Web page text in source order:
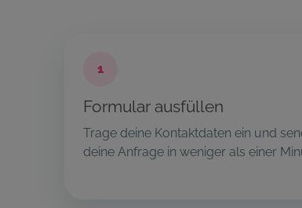
1
Formular ausfüllen
Trage deine Kontaktdaten ein und
deine Anfrage in weniger als einer